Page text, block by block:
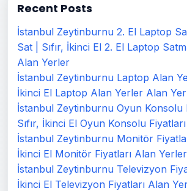
Recent Posts
İstanbul Zeytinburnu 2. El Laptop
Sat | Sıfır, İkinci El 2. El Laptop
Alan Yerler
İstanbul Zeytinburnu Laptop Alan
İkinci El Laptop Alan Yerler Alan
İstanbul Zeytinburnu Oyun Konsolu
Sıfır, İkinci El Oyun Konsolu
İstanbul Zeytinburnu Monitör
İkinci El Monitör Fiyatları Alan Yerler
İstanbul Zeytinburnu Televizyon
İkinci El Televizyon Fiyatları Alan